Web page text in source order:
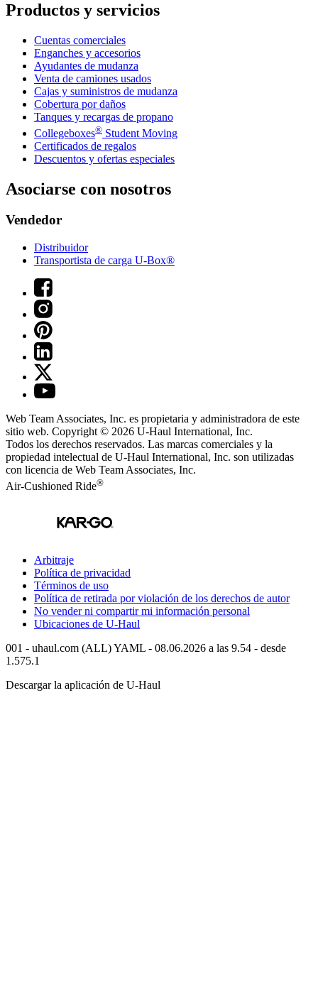
Productos y servicios
Cuentas comerciales
Enganches y accesorios
Ayudantes de mudanza
Venta de camiones usados
Cajas y suministros de mudanza
Cobertura por daños
Tanques y recargas de propano
Collegeboxes® Student Moving
Certificados de regalos
Descuentos y ofertas especiales
Asociarse con nosotros
Vendedor
Distribuidor
Transportista de carga U-Box®
Web Team Associates, Inc. es propietaria y administradora de este
sitio web. Copyright © 2026 U-Haul International, Inc.
Todos los derechos reservados. Las marcas comerciales y la
propiedad intelectual de U-Haul International, Inc. son utilizadas
con licencia de Web Team Associates, Inc.
Air-Cushioned Ride®
Arbitraje
Política de privacidad
Términos de uso
Política de retirada por violación de los derechos de autor
No vender ni compartir mi información personal
Ubicaciones de U-Haul
001 - uhaul.com (ALL) YAML - 08.06.2026 a las 9.54 - desde
1.575.1
Descargar la aplicación de U-Haul